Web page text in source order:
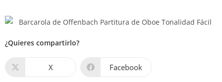
¿Quieres compartirlo?
X Facebook